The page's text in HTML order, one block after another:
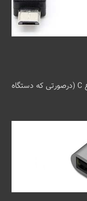
2) آداپتور OTG USB نوع A به USB نوع C (درصورتی که دستگاه